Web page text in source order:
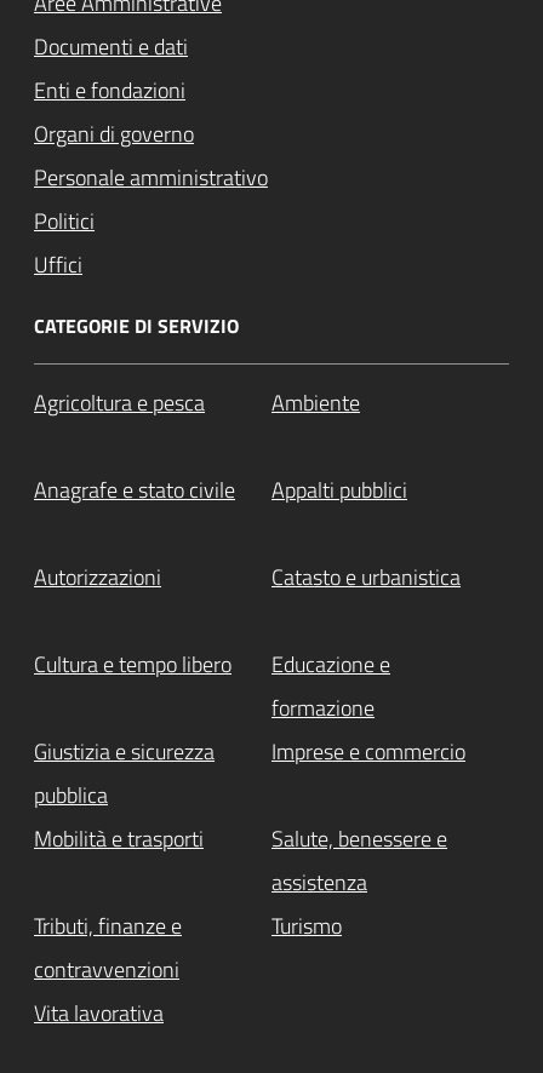
Documenti e dati
Enti e fondazioni
Organi di governo
Personale amministrativo
Politici
Uffici
CATEGORIE DI SERVIZIO
Agricoltura e pesca Ambiente
Anagrafe e stato civile Appalti pubblici
Autorizzazioni Catasto e urbanistica
Cultura e tempo libero
Educazione e
formazione
Giustizia e sicurezza
pubblica
Imprese e commercio
Mobilità e trasporti
Salute, benessere e
assistenza
Tributi, finanze e
contravvenzioni
Turismo
Vita lavorativa